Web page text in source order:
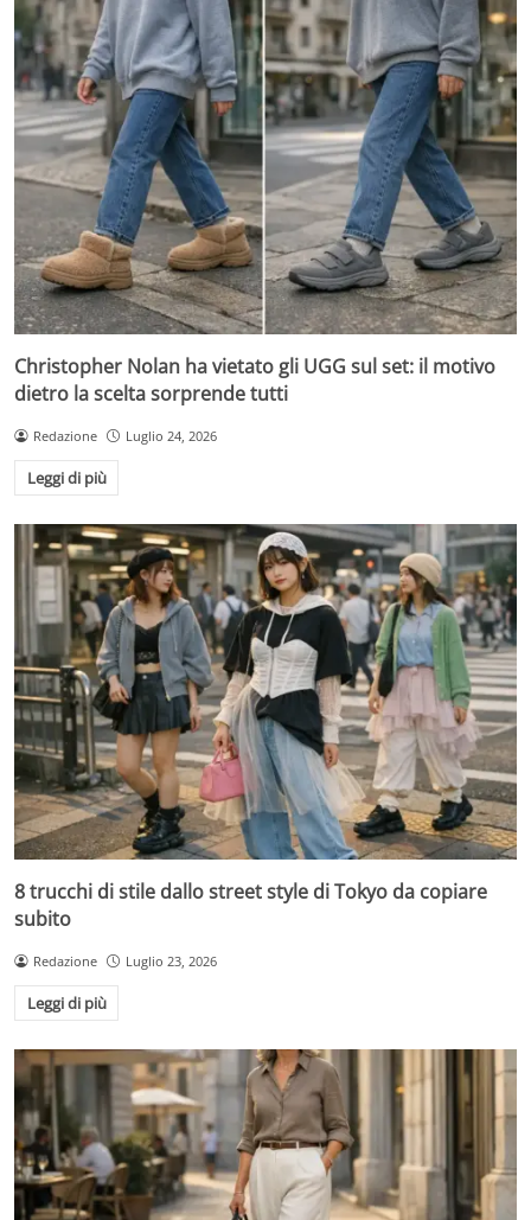
Christopher Nolan ha vietato gli UGG sul set: il motivo
dietro la scelta sorprende tutti
Redazione Luglio 24, 2026
Leggi di più
8 trucchi di stile dallo street style di Tokyo da copiare
subito
Redazione Luglio 23, 2026
Leggi di più